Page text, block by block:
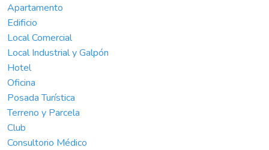
Apartamento
Edificio
Local Comercial
Local Industrial y Galpón
Hotel
Oficina
Posada Turística
Terreno y Parcela
Club
Consultorio Médico